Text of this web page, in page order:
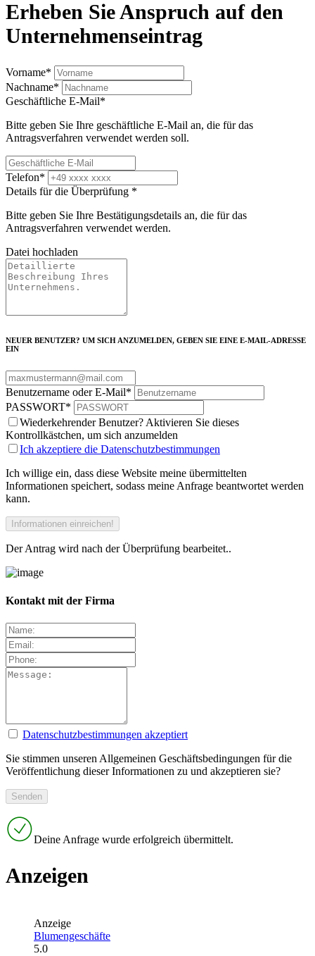
Erheben Sie Anspruch auf den
Unternehmenseintrag
Vorname*
Nachname*
Geschäftliche E-Mail*
Bitte geben Sie Ihre geschäftliche E-Mail an, die für das
Antragsverfahren verwendet werden soll.
Telefon*
Details für die Überprüfung *
Bitte geben Sie Ihre Bestätigungsdetails an, die für das
Antragsverfahren verwendet werden.
Datei hochladen
NEUER BENUTZER? UM SICH ANZUMELDEN, GEBEN SIE EINE E-MAIL-ADRESSE
EIN
Benutzername oder E-Mail*
PASSWORT*
Wiederkehrender Benutzer? Aktivieren Sie dieses
Kontrollkästchen, um sich anzumelden
Ich akzeptiere die Datenschutzbestimmungen
Ich willige ein, dass diese Website meine übermittelten
Informationen speichert, sodass meine Anfrage beantwortet werden
kann.
Der Antrag wird nach der Überprüfung bearbeitet..
Kontakt mit der Firma
Datenschutzbestimmungen akzeptiert
Sie stimmen unseren Allgemeinen Geschäftsbedingungen für die
Veröffentlichung dieser Informationen zu und akzeptieren sie?
Deine Anfrage wurde erfolgreich übermittelt.
Anzeigen
Anzeige
Blumengeschäfte
5.0